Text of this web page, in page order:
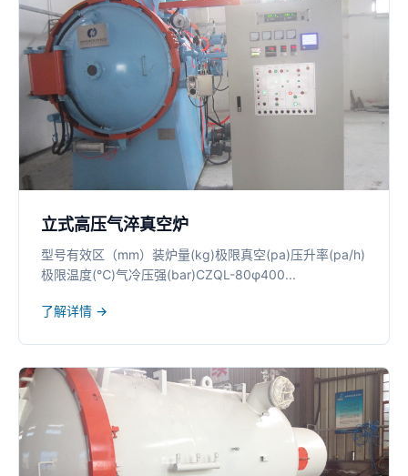
立式高压气淬真空炉
型号有效区（mm）装炉量(kg)极限真空(pa)压升率(pa/h)
极限温度(℃)气冷压强(bar)CZQL-80φ400...
了解详情 →